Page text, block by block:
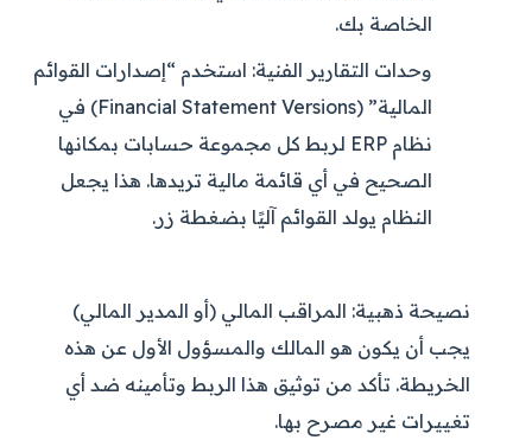
الخاصة بك.
وحدات التقارير الفنية: استخدم “إصدارات القوائم
المالية” (Financial Statement Versions) في
نظام ERP لربط كل مجموعة حسابات بمكانها
الصحيح في أي قائمة مالية تريدها. هذا يجعل
النظام يولد القوائم آليًا بضغطة زر.
نصيحة ذهبية: المراقب المالي (أو المدير المالي)
يجب أن يكون هو المالك والمسؤول الأول عن هذه
الخريطة. تأكد من توثيق هذا الربط وتأمينه ضد أي
تغييرات غير مصرح بها.